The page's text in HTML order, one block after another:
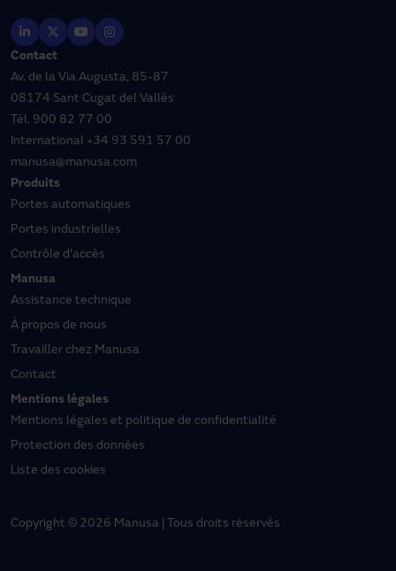
Contact
Av. de la Via Augusta, 85-87
08174 Sant Cugat del Vallès
Tél. 900 82 77 00
International +34 93 591 57 00
manusa@manusa.com
Produits
Portes automatiques
Portes industrielles
Contrôle d'accès
Manusa
Assistance technique
À propos de nous
Travailler chez Manusa
Contact
Mentions légales
Mentions légales et politique de confidentialité
Protection des données
Liste des cookies
Copyright © 2026 Manusa | Tous droits réservés